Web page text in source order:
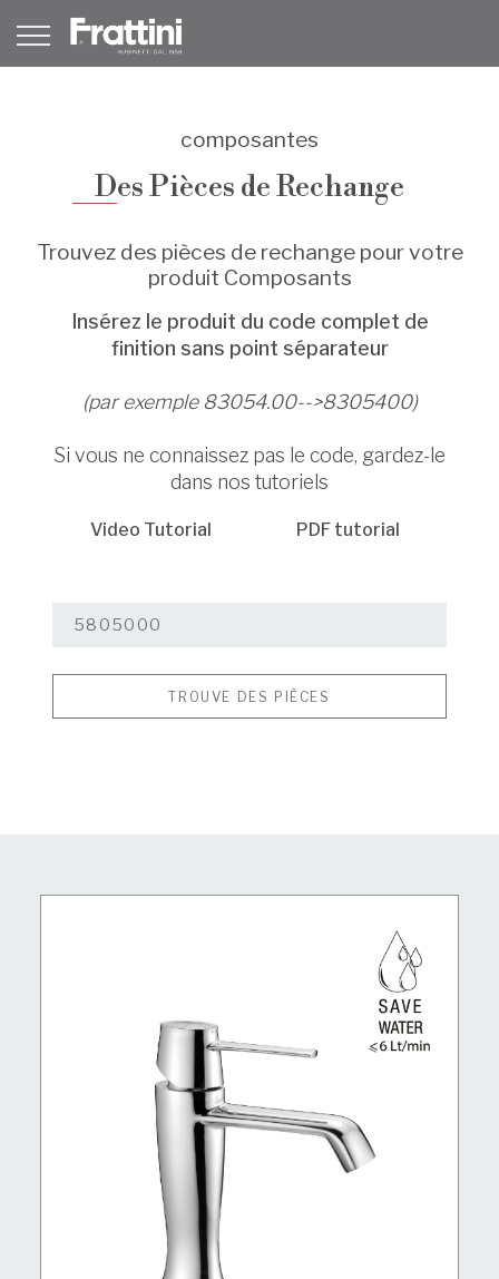
composantes
Des Pièces de Rechange
Trouvez des pièces de rechange pour votre
produit Composants
Insérez le produit du code complet de
finition sans point séparateur
(par exemple 83054.00-->8305400)
Si vous ne connaissez pas le code, gardez-le
dans nos tutoriels
Video Tutorial PDF tutorial
TROUVE DES PIÈCES